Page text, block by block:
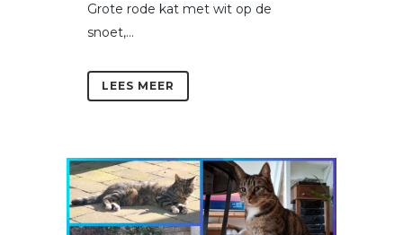
Grote rode kat met wit op de
snoet,...
LEES MEER